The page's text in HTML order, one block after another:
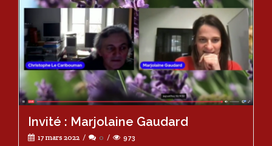
Invité : Marjolaine Gaudard
17 mars 2022 0 973